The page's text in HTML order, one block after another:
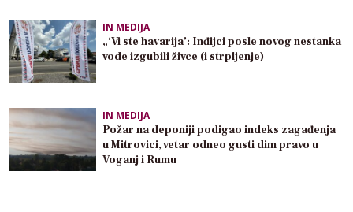
IN MEDIJA
„‘Vi ste havarija’: Inđijci posle novog nestanka
vode izgubili živce (i strpljenje)
IN MEDIJA
Požar na deponiji podigao indeks zagađenja
u Mitrovici, vetar odneo gusti dim pravo u
Voganj i Rumu